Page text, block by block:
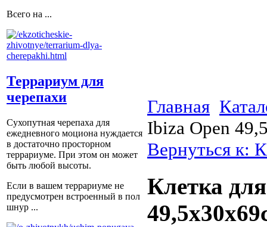
Всего на ...
Террариум для
черепахи
Сухопутная черепаха для
ежедневного моциона нуждается
в достаточно просторном
террариуме. При этом он может
быть любой высоты.
Если в вашем террариуме не
предусмотрен встроенный в пол
шнур ...
Главная
Ibiza Open
Вернуться к:
Клетка